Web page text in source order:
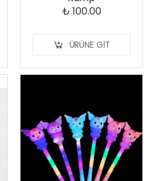
₺ 100.00
ÜRÜNE GIT